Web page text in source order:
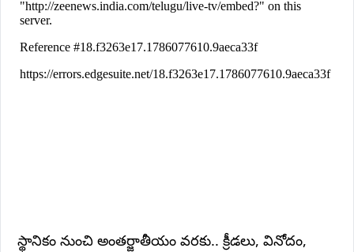
స్థానికం నుంచి అంతర్జాతీయం వరకు.. క్రీడలు, వినోదం,